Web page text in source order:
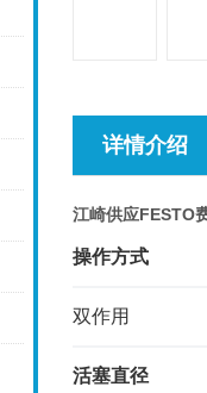
详情介绍
江崎供应FESTO
操作方式
双作用
活塞直径